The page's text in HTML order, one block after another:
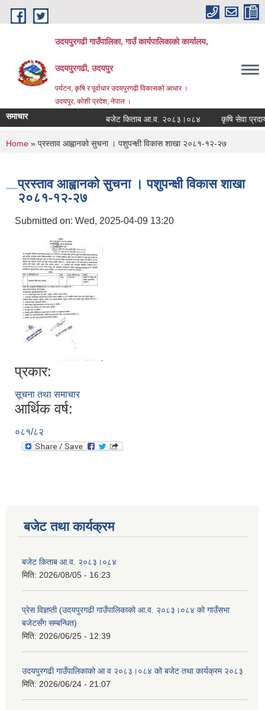
Skip to main content
उदयपुरगढी गाउँपालिका, गाउँ कार्यपालिकाको कार्यालय,
उदयपुरगढी, उदयपुर
पर्यटन, कृषि र पूर्वाधार उदयपुरगढी विकासकाे आधार ।
उदयपुर, काेशी प्रदेश, नेपाल ।
समाचार बजेट किताब आ.व. २०८३।०८४ कृषि सेवा
You are here
Home » प्रस्ताव आह्वानको सुचना । पशुपन्क्षी विकास शाखा २०८१-१२-२७
प्रस्ताव आह्वानको सुचना । पशुपन्क्षी विकास शाखा
२०८१-१२-२७
Submitted on: Wed, 2025-04-09 13:20
प्रकार:
सूचना तथा समाचार
आर्थिक वर्ष:
०८१/८२
बजेट तथा कार्यक्रम
बजेट किताब आ.व. २०८३।०८४
मिति: 2026/08/05 - 16:23
प्रेस विज्ञप्ती (उदयपुरगढी गाउँपालिकाको आ.व. २०८३।०८४ को गाउँसभा
बजेटसँग सम्बन्धित)
मिति: 2026/06/25 - 12:39
उदयपुरगढी गाउँपालिकाको आ व २०८३।०८४ को बजेट तथा कार्यक्रम २०८३
मिति: 2026/06/24 - 21:07